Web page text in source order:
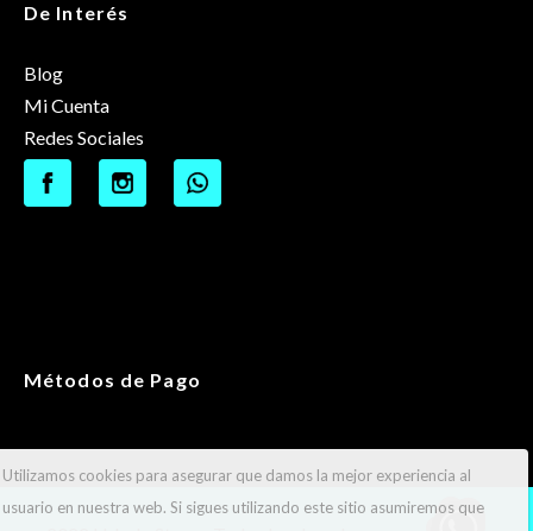
De Interés
Blog
Mi Cuenta
Redes Sociales
Métodos de Pago
Utilizamos cookies para asegurar que damos la mejor experiencia al
usuario en nuestra web. Si sigues utilizando este sitio asumiremos que